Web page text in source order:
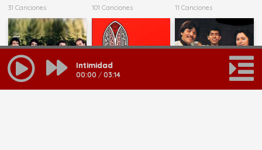
31 Canciones 101 Canciones 11 Canciones
Intimidad
00:00 / 03:14